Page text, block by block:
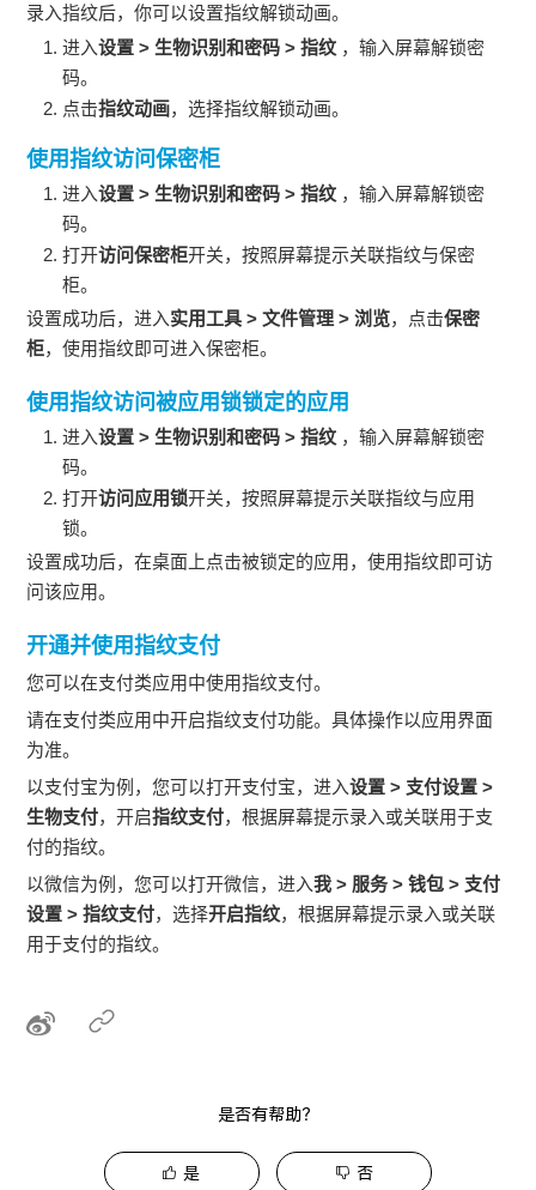
录入指纹后，你可以设置指纹解锁动画。
进入设置 > 生物识别和密码 >指纹 ，输入屏幕解锁密
码。
点击指纹动画，选择指纹解锁动画。
使用指纹访问保密柜
进入设置 > 生物识别和密码 >指纹 ，输入屏幕解锁密
码。
打开访问保密柜开关，按照屏幕提示关联指纹与保密
柜。
设置成功后，进入实用工具 >文件管理 >浏览，点击保密
柜，使用指纹即可进入保密柜。
使用指纹访问被应用锁锁定的应用
进入设置 > 生物识别和密码 >指纹 ，输入屏幕解锁密
码。
打开访问应用锁开关，按照屏幕提示关联指纹与应用
锁。
设置成功后，在桌面上点击被锁定的应用，使用指纹即可访
问该应用。
开通并使用指纹支付
您可以在支付类应用中使用指纹支付。
请在支付类应用中开启指纹支付功能。具体操作以应用界面
为准。
以支付宝为例，您可以打开支付宝，进入设置 > 支付设置 >
生物支付，开启指纹支付，根据屏幕提示录入或关联用于支
付的指纹。
以微信为例，您可以打开微信，进入我 > 服务 >钱包 > 支付
设置 >指纹支付，选择开启指纹，根据屏幕提示录入或关联
用于支付的指纹。
是否有帮助？
是 否